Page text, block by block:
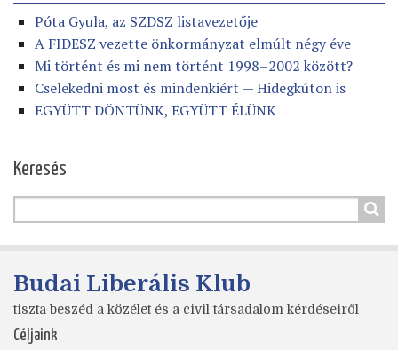
Póta Gyula, az SZDSZ listavezetője
A FIDESZ vezette önkormányzat elmúlt négy éve
Mi történt és mi nem történt 1998–2002 között?
Cselekedni most és mindenkiért — Hidegkúton is
EGYÜTT DÖNTÜNK, EGYÜTT ÉLÜNK
Keresés
Budai Liberális Klub
tiszta beszéd a közélet és a civil társadalom kérdéseiről
Céljaink